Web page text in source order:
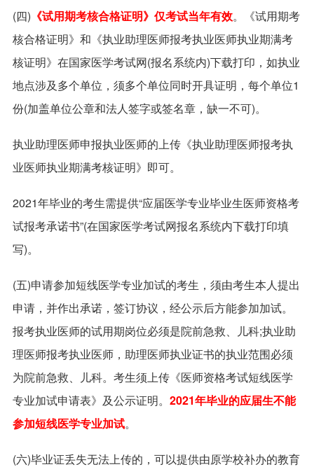
(四) 《试用期考核合格证明》仅考试当年有效。《试用期考
核合格证明》和《执业助理医师报考执业医师执业期满考
核证明》在国家医学考试网(报名系统内)下载打印，如执业
地点涉及多个单位，须多个单位同时开具证明，每个单位1
份(加盖单位公章和法人签字或签名章，缺一不可)。
执业助理医师申报执业医师的上传《执业助理医师报考执
业医师执业期满考核证明》即可。
2021年毕业的考生需提供“应届医学专业毕业生医师资格考
试报考承诺书”(在国家医学考试网报名系统内下载打印填
写)。
(五)申请参加短线医学专业加试的考生，须由考生本人提出
申请，并作出承诺，签订协议，经公示后方能参加加试。
报考执业医师的试用期岗位必须是院前急救、儿科;执业助
理医师报考执业医师，助理医师执业证书的执业范围必须
为院前急救、儿科。考生须上传《医师资格考试短线医学
专业加试申请表》及公示证明。 2021年毕业的应届生不能
参加短线医学专业加试。
(六)毕业证丢失无法上传的，可以提供由原学校补办的教育